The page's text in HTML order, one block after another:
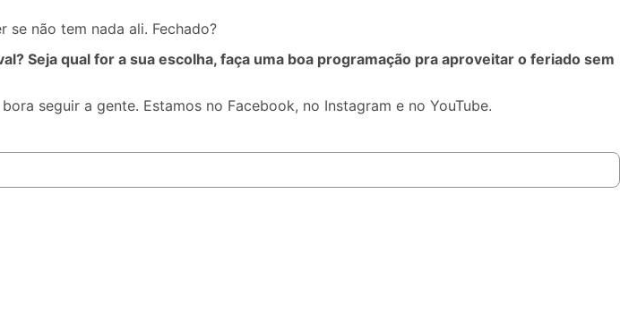
não tem nada ali. Fechado?
Seja qual for a sua escolha, faça uma boa programação pra aproveitar o feriado sem
seguir a gente. Estamos no Facebook, no Instagram e no YouTube.